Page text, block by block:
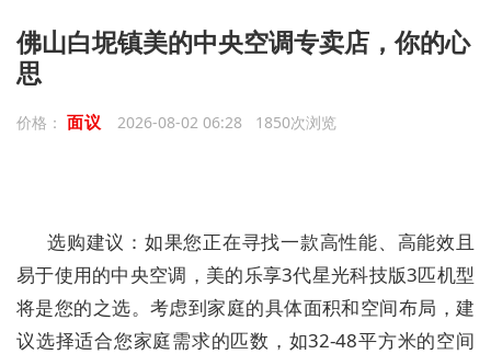
佛山白坭镇美的中央空调专卖店，你的心
思
价格： 面议 2026-08-02 06:28 1850次浏览
选购建议：如果您正在寻找一款高性能、高能效且
易于使用的中央空调，美的乐享3代星光科技版3匹机型
将是您的之选。考虑到家庭的具体面积和空间布局，建
议选择适合您家庭需求的匹数，如32-48平方米的空间